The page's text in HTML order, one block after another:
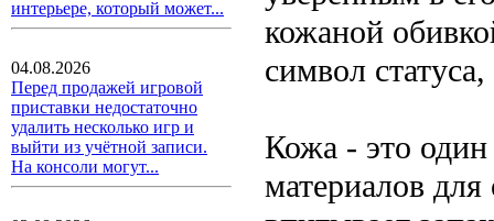
интерьере, который может...
04.08.2026
Перед продажей игровой
приставки недостаточно
удалить несколько игр и
выйти из учётной записи.
На консоли могут...
кожаной
символ
Кожа - это
материалов